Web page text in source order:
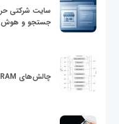
سایت شرکتی
جستجو و هوش
چالش‌های RAM در Workloadهای محاسباتی HPC